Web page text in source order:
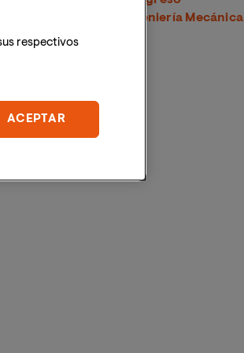
Latinoamericano de Ingeniería Mecánica
respectivos
ACEPTAR